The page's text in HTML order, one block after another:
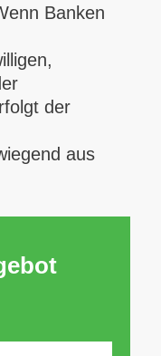
Banken
der
aus